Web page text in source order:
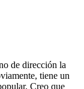
de dirección la
tiene un
Creo que